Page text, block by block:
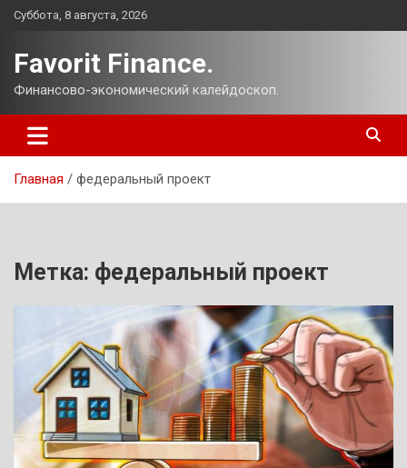
Перейти
Суббота, 8 августа, 2026
Favorit Finance.
Финансово-экономический калейдоскоп.
Главная федеральный проект
Метка: федеральный проект